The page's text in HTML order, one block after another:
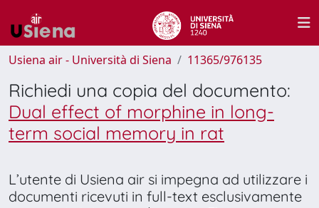
Usiena air - Università di Siena 11365/976135
Richiedi una copia del documento:
Dual effect of morphine in long-
term social memory in rat
L’utente di Usiena air si impegna ad utilizzare i
documenti ricevuti in full-text esclusivamente